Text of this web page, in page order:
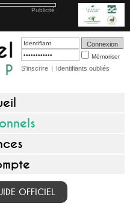
Publicité
Mémoriser
S'inscrire | Identifiants oubliés
OFFICIEL